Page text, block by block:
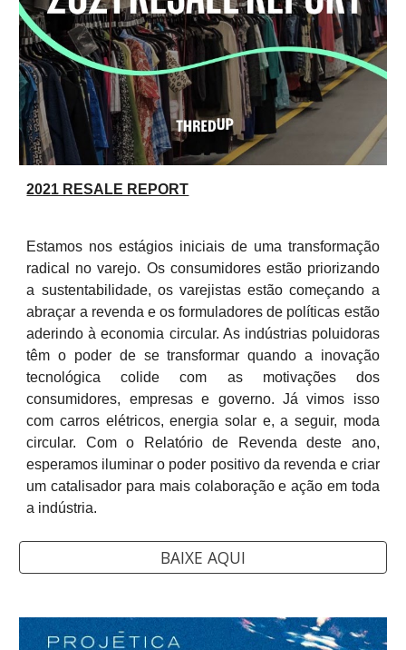
2021 RESALE REPORT
Estamos nos estágios iniciais de uma transformação
radical no varejo. Os consumidores estão priorizando
a sustentabilidade, os varejistas estão começando a
abraçar a revenda e os formuladores de políticas estão
aderindo à economia circular. As indústrias poluidoras
têm o poder de se transformar quando a inovação
tecnológica colide com as motivações dos
consumidores, empresas e governo. Já vimos isso
com carros elétricos, energia solar e, a seguir, moda
circular. Com o Relatório de Revenda deste ano,
esperamos iluminar o poder positivo da revenda e criar
um catalisador para mais colaboração e ação em toda
a indústria.
BAIXE AQUI